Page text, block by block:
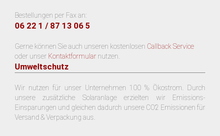
Bestellungen per Fax an:
06 22 1 / 87 13 06 5
Gerne können Sie auch unseren kostenlosen Callback Service
oder unser Kontaktformular nutzen.
Umweltschutz
Wir nutzen für unser Unternehmen 100 % Ökostrom. Durch
unsere zusätzliche Solaranlage erzielten wir Emissions-
Einsparungen und gleichen dadurch unsere CO2 Emissionen für
Versand & Verpackung aus.